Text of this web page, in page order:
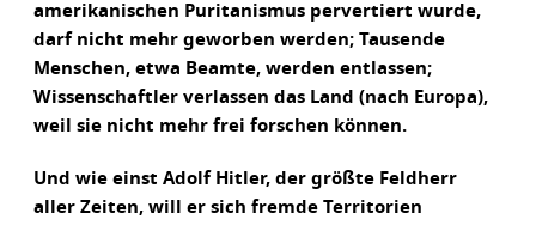
amerikanischen Puritanismus pervertiert wurde,
darf nicht mehr geworben werden; Tausende
Menschen, etwa Beamte, werden entlassen;
Wissenschaftler verlassen das Land (nach Europa),
weil sie nicht mehr frei forschen können.
Und wie einst Adolf Hitler, der größte Feldherr
aller Zeiten, will er sich fremde Territorien